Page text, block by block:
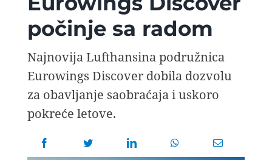
AVIOPEDIA
SPECIJAL
FOTO PRIČA
počinje sa radom
Najnovija Lufthansina podružnica
Eurowings Discover dobila dozvolu
za obavljanje saobraćaja i uskoro
pokreće letove.